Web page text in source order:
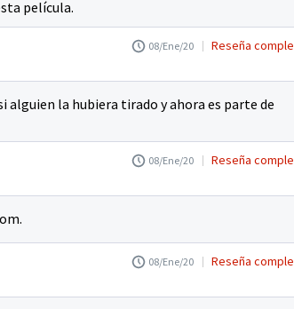
película.
08/Ene/20 Reseña
alguien la hubiera tirado y ahora es parte de
08/Ene/20 Reseña
08/Ene/20 Reseña